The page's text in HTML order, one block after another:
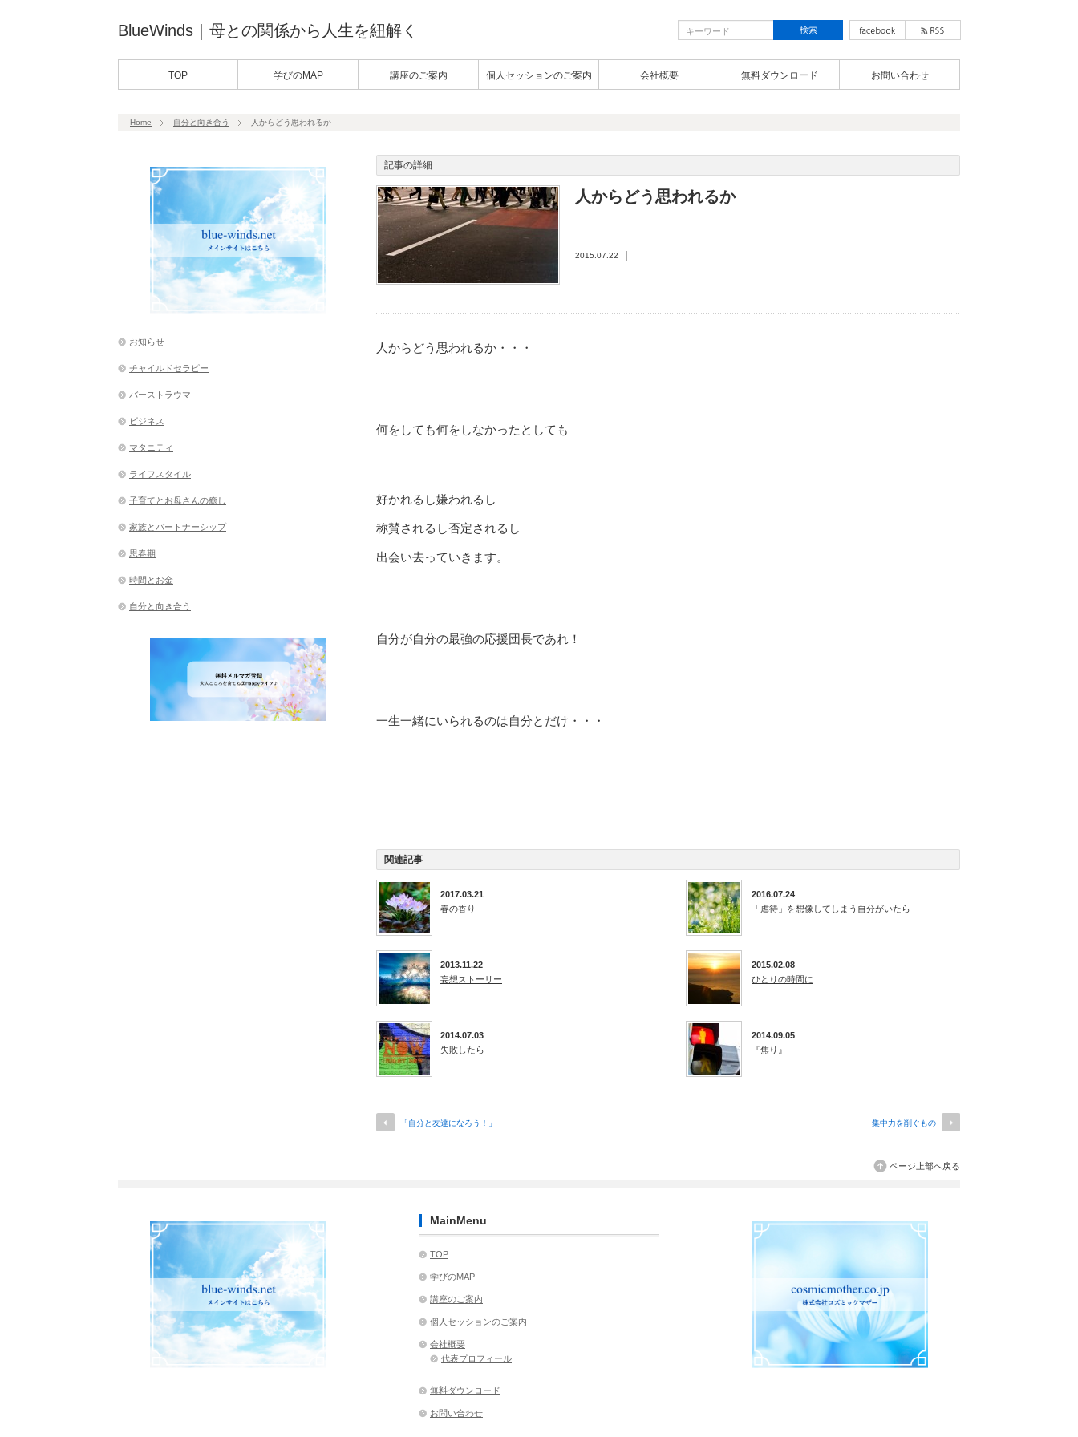
BlueWinds｜母との関係から人生を紐解く
TOP 学びのMAP 講座のご案内 個人セッションのご案内 会社概要 無料ダウンロード お問い合わせ
Home 自分と向き合う 人からどう思われるか
記事の詳細
人からどう思われるか
2015.07.22
人からどう思われるか・・・
何をしても何をしなかったとしても
好かれるし嫌われるし
称賛されるし否定されるし
出会い去っていきます。
自分が自分の最強の応援団長であれ！
一生一緒にいられるのは自分とだけ・・・
関連記事
2017.03.21
春の香り
2016.07.24
「虐待」を想像してしまう自分がいたら
2013.11.22
妄想ストーリー
2015.02.08
ひとりの時間に
2014.07.03
失敗したら
2014.09.05
『焦り』
「自分と友達になろう！」 集中力を削ぐもの
お知らせ
チャイルドセラピー
バーストラウマ
ビジネス
マタニティ
ライフスタイル
子育てとお母さんの癒し
家族とパートナーシップ
思春期
時間とお金
自分と向き合う
ページ上部へ戻る
MainMenu
TOP
学びのMAP
講座のご案内
個人セッションのご案内
会社概要
代表プロフィール
無料ダウンロード
お問い合わせ